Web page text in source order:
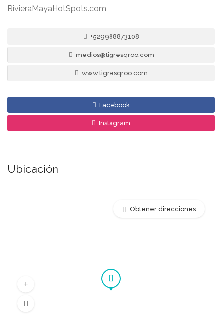
RivieraMayaHotSpots.com
+529988873108
medios@tigresqroo.com
www.tigresqroo.com
Facebook
Instagram
Ubicación
Obtener direcciones